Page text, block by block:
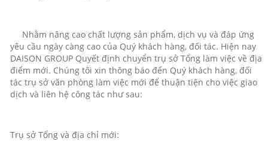
Nhằm nâng cao chất lượng sản phẩm, dịch vụ và đáp ứng
yêu cầu ngày càng cao của Quý khách hàng, đối tác. Hiện nay
DAISON GROUP Quyết định chuyển trụ sở Tổng làm việc về địa
điểm mới. Chúng tôi xin thông báo đến Quý khách hàng, đối
tác trụ sở văn phòng làm việc mới để thuận tiện cho việc giao
dịch và liên hệ công tác như sau:
Trụ sở Tổng và địa chỉ mới: